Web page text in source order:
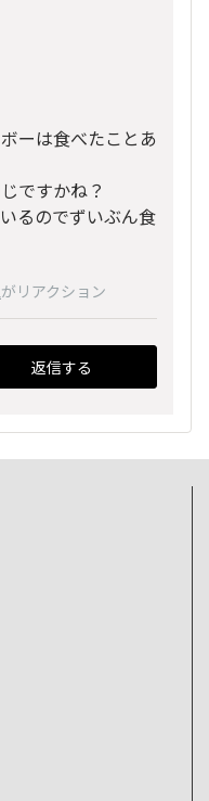
ーは食べたことあ
ですかね？
るのでずいぶん食
がリアクション
返信する